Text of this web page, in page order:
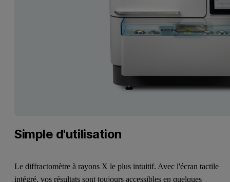
Simple d'utilisation
Le diffractomètre à rayons X le plus intuitif. Avec l'écran tactile
intégré, vos résultats sont toujours accessibles en quelques